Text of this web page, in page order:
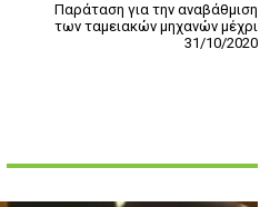
Παράταση για την αναβάθμιση
των ταμειακών μηχανών μέχρι
31/10/2020